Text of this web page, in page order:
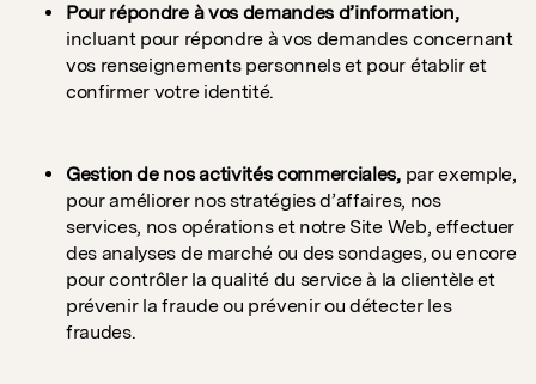
Pour répondre à vos demandes d’information,
incluant pour répondre à vos demandes concernant
vos renseignements personnels et pour établir et
confirmer votre identité.
Gestion de nos activités commerciales,par exemple,
pour améliorer nos stratégies d’affaires, nos
services, nos opérations et notre Site Web, effectuer
des analyses de marché ou des sondages, ou encore
pour contrôler la qualité du service à la clientèle et
prévenir la fraude ou prévenir ou détecter les
fraudes.